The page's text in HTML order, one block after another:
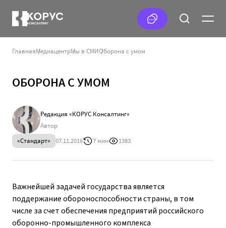
ГлавнаяМедиацентрМы в СМИОборона с умом
ОБОРОНА С УМОМ
«Стандарт» 07.11.2016 7 мин 1383
Редакция «КОРУС Консалтинг»
Автор
Важнейшей задачей государства является
поддержание обороноспособности страны, в том
числе за счет обеспечения предприятий российского
оборонно-промышленного комплекса